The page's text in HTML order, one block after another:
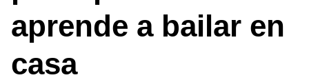
aprende a bailar en
casa